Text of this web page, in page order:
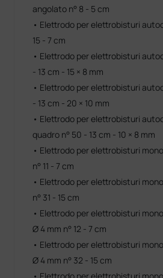
angolato n° 8 - 5 cm
• Elettrodo per elettrobisturi
15 - 7 cm
• Elettrodo per elettrobisturi
- 13 cm - 15 × 8 mm
• Elettrodo per elettrobisturi
- 13 cm - 20 × 10 mm
• Elettrodo per elettrobisturi
quadro n° 50 - 13 cm - 10 × 8 mm
• Elettrodo per elettrobisturi
n° 11 - 7 cm
• Elettrodo per elettrobisturi
n° 31 - 15 cm
• Elettrodo per elettrobisturi
Ø 4 mm n° 12 - 7 cm
• Elettrodo per elettrobisturi
Ø 4 mm n° 32 - 15 cm
• Elettrodo per elettrobisturi